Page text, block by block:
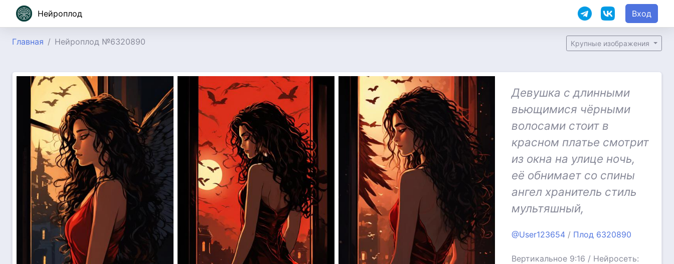
Нейроплод Вход
Главная Нейроплод №6320890 Крупные изображения
Девушка с длинными
вьющимися чёрными
волосами стоит в
красном платье смотрит
из окна на улице ночь,
её обнимает со спины
ангел хранитель стиль
мультяшный,
@User123654/ Плод 6320890
Вертикальное 9:16 / Нейросеть: